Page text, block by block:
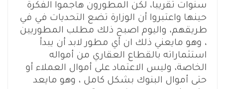
سنوات تقريبا، لكن المطورون هاجموا الفكرة
حينها واعتبروا أن الوزارة تضع التحديات في في
طريقهم، واليوم اصبح ذلك مطلب المطوريين
، وهو مايعني ذلك ان أي مطور لابد أن يبدأ
استثماراته بالقطاع العقاري من أمواله
الخاصة، وليس الاعتماد على أموال العملاء أو
حتى أموال البنوك بشكل كامل ، وهو مايعد